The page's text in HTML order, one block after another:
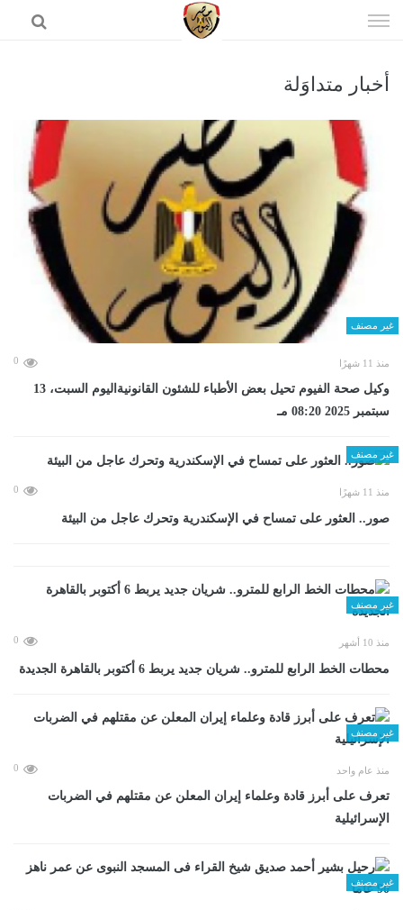
الى
أخبار متداوَلة
غير مصنف
منذ 11 شهرًا 0
وكيل صحة الفيوم تحيل بعض الأطباء للشئون القانونيةاليوم السبت، 13
سبتمبر 2025 08:20 مـ
غير مصنف
منذ 11 شهرًا 0
صور.. العثور على تمساح في الإسكندرية وتحرك عاجل من البيئة
غير مصنف
منذ 10 أشهر 0
محطات الخط الرابع للمترو.. شريان جديد يربط 6 أكتوبر بالقاهرة الجديدة
غير مصنف
منذ عام واحد 0
تعرف على أبرز قادة وعلماء إيران المعلن عن مقتلهم في الضربات
الإسرائيلية
غير مصنف